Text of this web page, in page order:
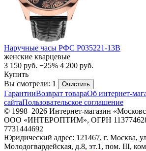
Наручные часы РФС P035221-13B
женские кварцевые
3 150 руб. −25% 4 200 руб.
Купить
Вы смотрели: 1
Очистить
ГарантииВозврат товараОб интернет-
сайтаПользовательское соглашение
© 1998–2026 Интернет-магазин
ООО «ИНТЕРОПТИМ», ОГРН
7731444692
Юридический адрес: 121467, г. Москва,
Молодогвардейская, д.8, эт.1, пом. III,